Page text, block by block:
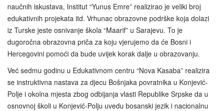
naučnih iskustava, Institut “Yunus Emre” realizirao je veliki broj
edukativnih projekata itd. Vrhunac obrazovne podrške koja dolazi
iz Turske jeste osnivanje škola “Maarif” u Sarajevu. To je
dugoročna obrazovna priča za koju vjerujemo da će Bosni i
Hercegovini pomoći da bude uvijek korak dalje u obrazovanju.
Već sedmu godinu u Edukativnom centru “Nova Kasaba” realizira
se instruktivna nastava za djecu Bošnjaka povratnika u Konjević-
Polje i okolna mjesta zbog odbijanja vlasti Republike Srpske da u
osnovnoj školi u Konjević-Polju uvedu bosanski jezik i nacionalnu